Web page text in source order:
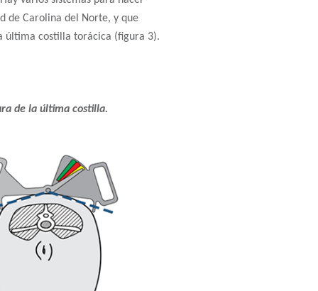
de Carolina del Norte, y que
última costilla torácica (figura 3).
de la última costilla.